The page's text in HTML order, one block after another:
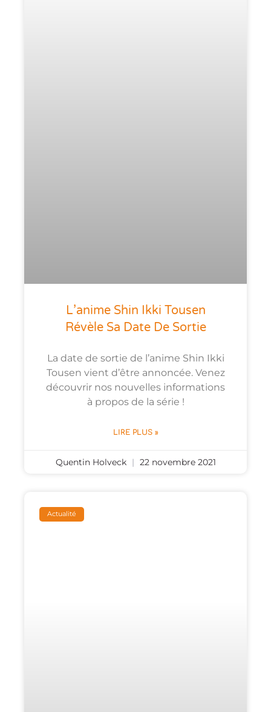
L’anime Shin Ikki Tousen
Révèle Sa Date De Sortie
La date de sortie de l’anime Shin Ikki
Tousen vient d’être annoncée. Venez
découvrir nos nouvelles informations
à propos de la série !
LIRE PLUS »
Quentin Holveck 22 novembre 2021
Actualité